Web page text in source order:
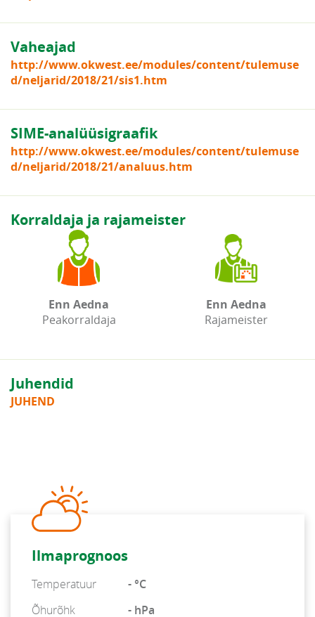
Vaheajad
http://www.okwest.ee/modules/content/tulemuse
d/neljarid/2018/21/sis1.htm
SIME-analüüsigraafik
http://www.okwest.ee/modules/content/tulemuse
d/neljarid/2018/21/analuus.htm
Korraldaja ja rajameister
Enn Aedna
Peakorraldaja
Enn Aedna
Rajameister
Juhendid
JUHEND
Ilmaprognoos
Temperatuur
- °C
Õhurõhk
- hPa